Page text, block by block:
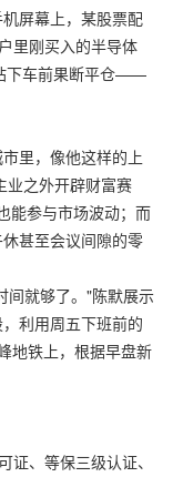
屏幕上，某股票配
里刚买入的半导体
下车前果断平仓——
里，像他这样的上
业之外开辟财富赛
能参与市场波动；而
甚至会议间隙的零
间就够了。"陈默展示
利用周五下班前的
地铁上，根据早盘新
、等保三级认证、